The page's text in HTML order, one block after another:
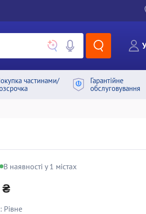
частинами/
Гарантiйне
обслуговування
В наявності у 1 містах
₴
Рівне